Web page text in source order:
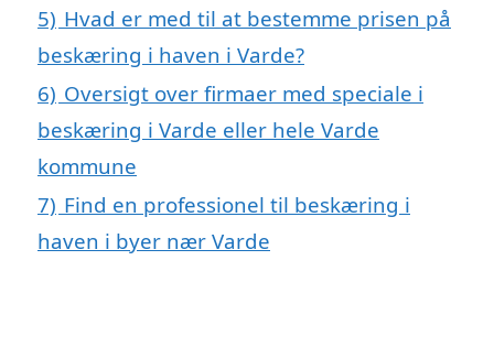
5) Hvad er med til at bestemme prisen på
beskæring i haven i Varde?
6) Oversigt over firmaer med speciale i
beskæring i Varde eller hele Varde
kommune
7) Find en professionel til beskæring i
haven i byer nær Varde